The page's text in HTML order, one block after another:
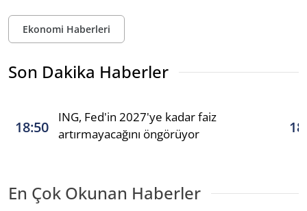
Ekonomi Haberleri
Son Dakika Haberler
18:50
ING, Fed'in 2027'ye kadar faiz
artırmayacağını öngörüyor
En Çok Okunan Haberler